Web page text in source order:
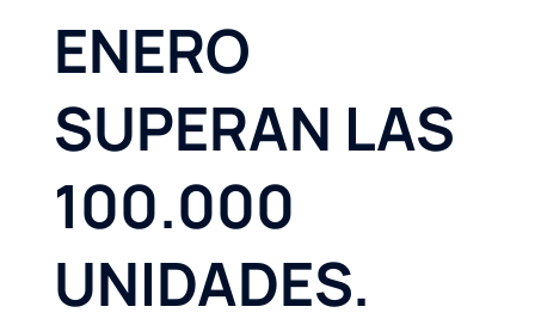
ENERO
SUPERAN LAS
100.000
UNIDADES.